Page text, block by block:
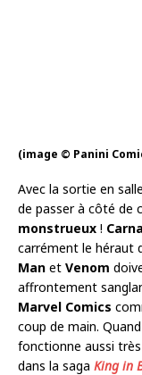
(image © Panini
Avec la sortie en
de passer à côté de
monstrueux !
carrément le héraut
Man et Venom
affrontement
Marvel Comics
coup de main. Quand
fonctionne aussi très
dans la saga King in